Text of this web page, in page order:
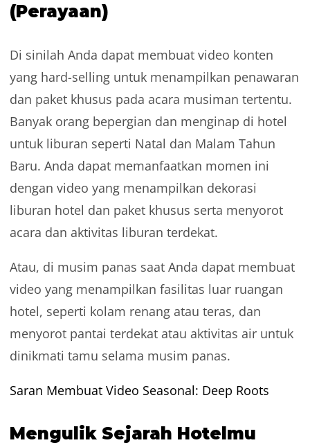
(Perayaan)
Di sinilah Anda dapat membuat video konten
yang hard-selling untuk menampilkan penawaran
dan paket khusus pada acara musiman tertentu.
Banyak orang bepergian dan menginap di hotel
untuk liburan seperti Natal dan Malam Tahun
Baru. Anda dapat memanfaatkan momen ini
dengan video yang menampilkan dekorasi
liburan hotel dan paket khusus serta menyorot
acara dan aktivitas liburan terdekat.
Atau, di musim panas saat Anda dapat membuat
video yang menampilkan fasilitas luar ruangan
hotel, seperti kolam renang atau teras, dan
menyorot pantai terdekat atau aktivitas air untuk
dinikmati tamu selama musim panas.
Saran Membuat Video Seasonal: Deep Roots
Mengulik Sejarah Hotelmu